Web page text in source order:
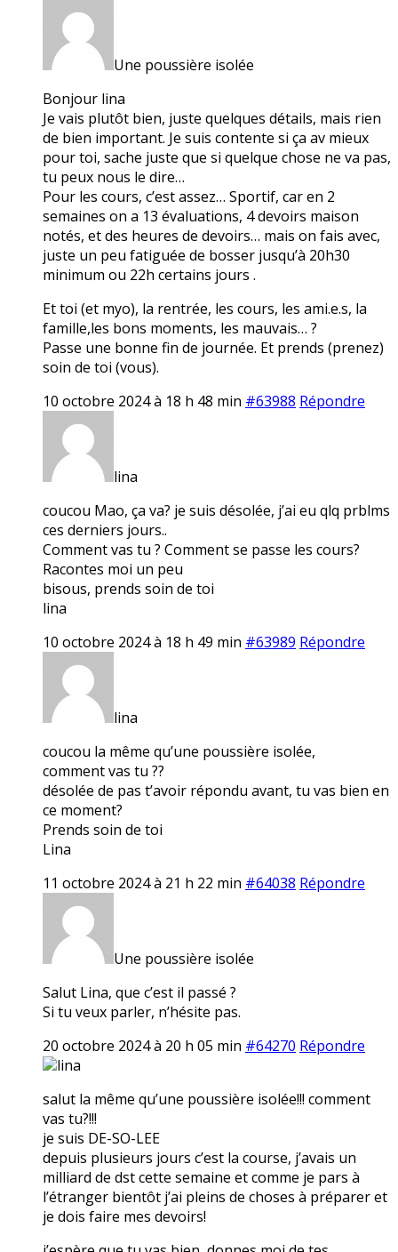
Une poussière isolée
Bonjour lina
Je vais plutôt bien, juste quelques détails, mais rien
de bien important. Je suis contente si ça av mieux
pour toi, sache juste que si quelque chose ne va pas,
tu peux nous le dire…
Pour les cours, c’est assez… Sportif, car en 2
semaines on a 13 évaluations, 4 devoirs maison
notés, et des heures de devoirs… mais on fais avec,
juste un peu fatiguée de bosser jusqu’à 20h30
minimum ou 22h certains jours .
Et toi (et myo), la rentrée, les cours, les ami.e.s, la
famille,les bons moments, les mauvais… ?
Passe une bonne fin de journée. Et prends (prenez)
soin de toi (vous).
10 octobre 2024 à 18 h 48 min #63988 Répondre
lina
coucou Mao, ça va? je suis désolée, j’ai eu qlq prblms
ces derniers jours..
Comment vas tu ? Comment se passe les cours?
Racontes moi un peu
bisous, prends soin de toi
lina
10 octobre 2024 à 18 h 49 min #63989 Répondre
lina
coucou la même qu’une poussière isolée,
comment vas tu ??
désolée de pas t’avoir répondu avant, tu vas bien en
ce moment?
Prends soin de toi
Lina
11 octobre 2024 à 21 h 22 min #64038 Répondre
Une poussière isolée
Salut Lina, que c’est il passé ?
Si tu veux parler, n’hésite pas.
20 octobre 2024 à 20 h 05 min #64270 Répondre
lina
salut la même qu’une poussière isolée!!! comment
vas tu?!!!
je suis DE-SO-LEE
depuis plusieurs jours c’est la course, j’avais un
milliard de dst cette semaine et comme je pars à
l’étranger bientôt j’ai pleins de choses à préparer et
je dois faire mes devoirs!